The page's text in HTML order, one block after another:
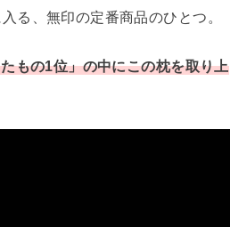
る、無印の定番商品のひとつ。
もの1位」の中にこの枕を取り上